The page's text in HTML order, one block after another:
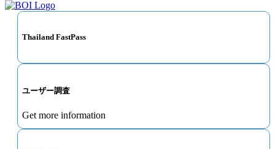
Thailand FastPass
ユーザー調査
Get more information